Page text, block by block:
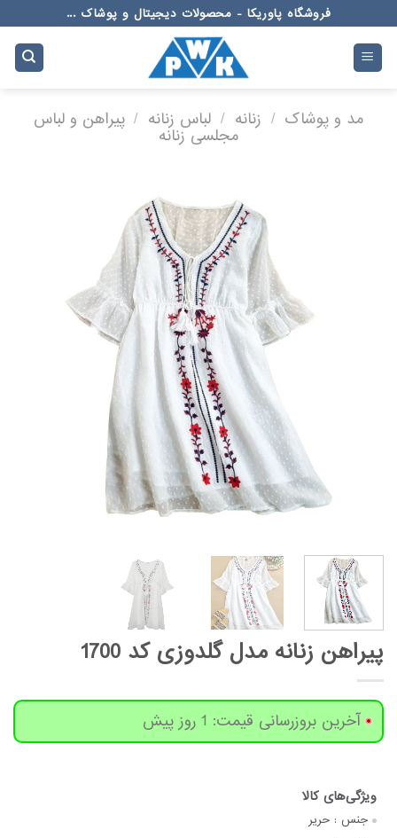
to
content
فروشگاه پاوریکا - محصولات دیجیتال و پوشاک ...
مد و پوشاک / زنانه / لباس زنانه / پیراهن و لباس
مجلسی زنانه
پیراهن زنانه مدل گلدوزی کد 1700
آخرین بروزرسانی قیمت: 1 روز پیش
جنس : حریر